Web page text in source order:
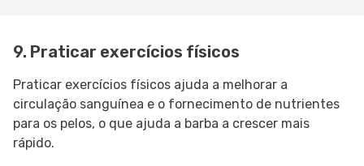
9. Praticar exercícios físicos
Praticar exercícios físicos ajuda a melhorar a
circulação sanguínea e o fornecimento de nutrientes
para os pelos, o que ajuda a barba a crescer mais
rápido.